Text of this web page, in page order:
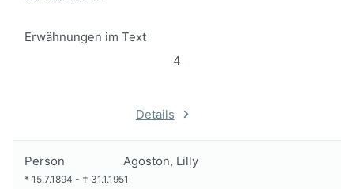
Erwähnungen im Text
4
Details
Person Agoston, Lilly
* 15.7.1894 - † 31.1.1951